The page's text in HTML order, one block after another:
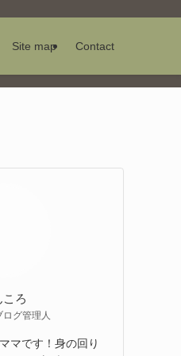
Site map Contact
ころ
グ管理人
マです！身の回り